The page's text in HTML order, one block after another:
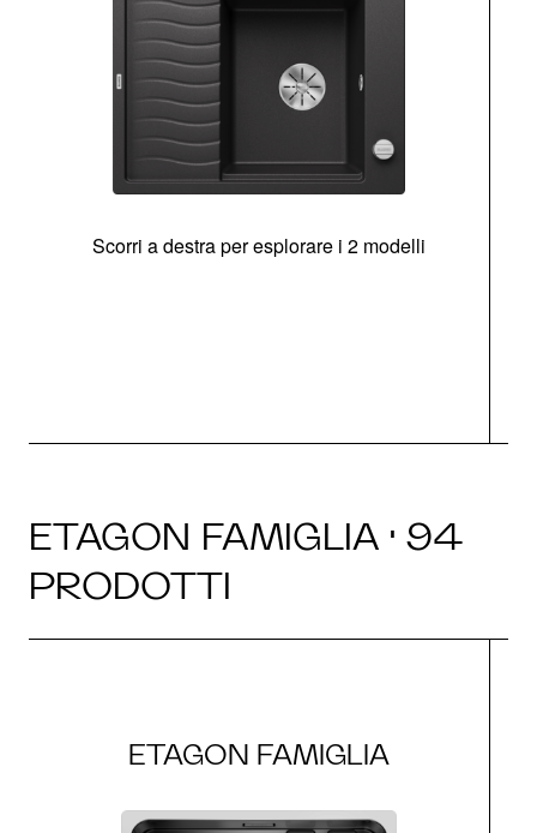
Scorri a destra per esplorare i 2 modelli
ETAGON FAMIGLIA · 94
PRODOTTI
ETAGON FAMIGLIA